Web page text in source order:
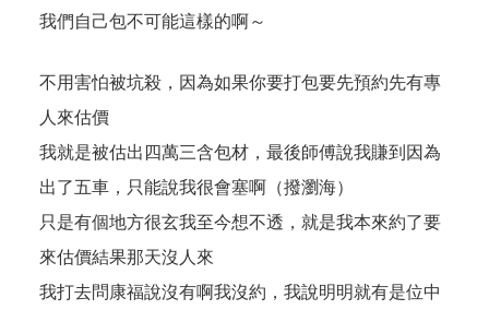
我們自己包不可能這樣的啊～
不用害怕被坑殺，因為如果你要打包要先預約先有專
人來估價
我就是被估出四萬三含包材，最後師傅說我賺到因為
出了五車，只能說我很會塞啊（撥瀏海）
只是有個地方很玄我至今想不透，就是我本來約了要
來估價結果那天沒人來
我打去問康福說沒有啊我沒約，我說明明就有是位中